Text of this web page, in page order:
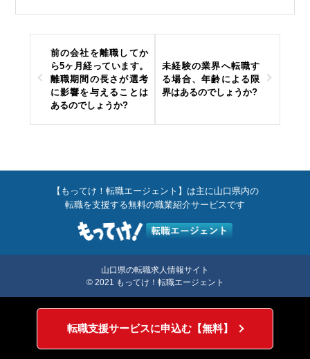
前の会社を離職してか
ら5ヶ月経っています。
離職期間の長さが選考
に影響を与えることは
あるのでしょうか?
未経験の業界へ転職す
る場合、年齢による限
界はあるのでしょうか?
【もってけ！転職エージェント】は主に山口県内の
転職を支援する無料の職業紹介サービスです
山口県の転職求人情報サイト
© 2021 もってけ！転職エージェント
転職支援サービスに申込む【無料】